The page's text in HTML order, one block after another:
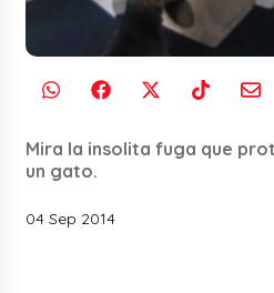
Mira la insolita fuga que
un gato.
04 Sep 2014